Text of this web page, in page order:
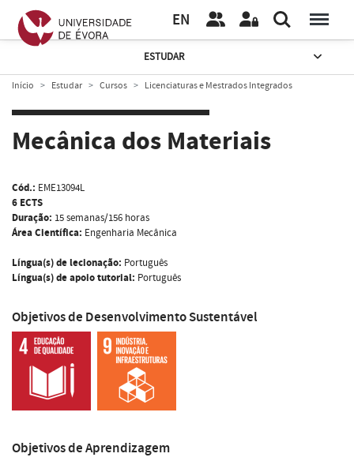
EN
ESTUDAR
Início Estudar Cursos Licenciaturas e Mestrados Integrados
Mecânica dos Materiais
Cód.: EME13094L
6 ECTS
Duração: 15 semanas/156 horas
Área Científica: Engenharia Mecânica
Língua(s) de lecionação: Português
Língua(s) de apoio tutorial: Português
Objetivos de Desenvolvimento Sustentável
Objetivos de Aprendizagem